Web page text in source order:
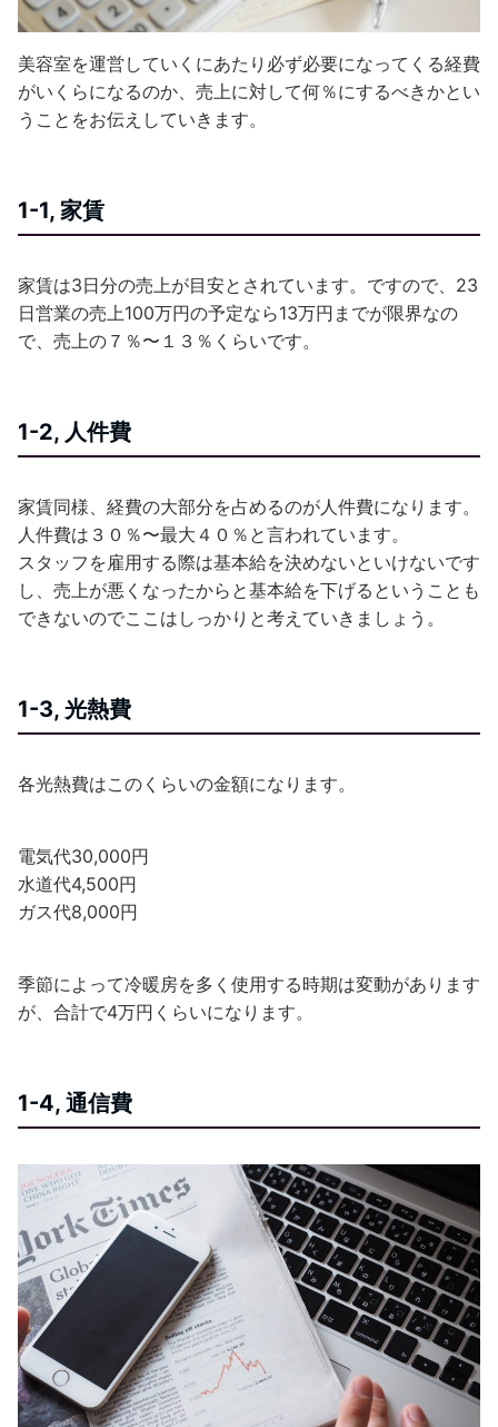
美容室を運営していくにあたり必ず必要になってくる経費
がいくらになるのか、売上に対して何％にするべきかとい
うことをお伝えしていきます。
1-1, 家賃
家賃は3日分の売上が目安とされています。ですので、23
日営業の売上100万円の予定なら13万円までが限界なの
で、売上の７％〜１３％くらいです。
1-2, 人件費
家賃同様、経費の大部分を占めるのが人件費になります。
人件費は３０％〜最大４０％と言われています。
スタッフを雇用する際は基本給を決めないといけないです
し、売上が悪くなったからと基本給を下げるということも
できないのでここはしっかりと考えていきましょう。
1-3, 光熱費
各光熱費はこのくらいの金額になります。
電気代30,000円
水道代4,500円
ガス代8,000円
季節によって冷暖房を多く使用する時期は変動があります
が、合計で4万円くらいになります。
1-4, 通信費